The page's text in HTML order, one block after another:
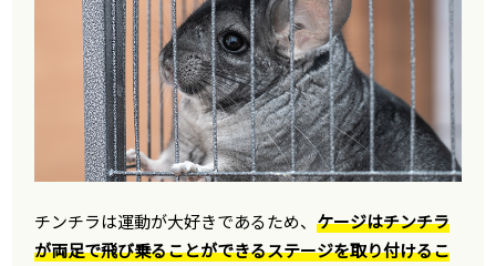
チンチラは運動が大好きであるため、ケージはチンチラ
が両足で飛び乗ることができるステージを取り付けるこ